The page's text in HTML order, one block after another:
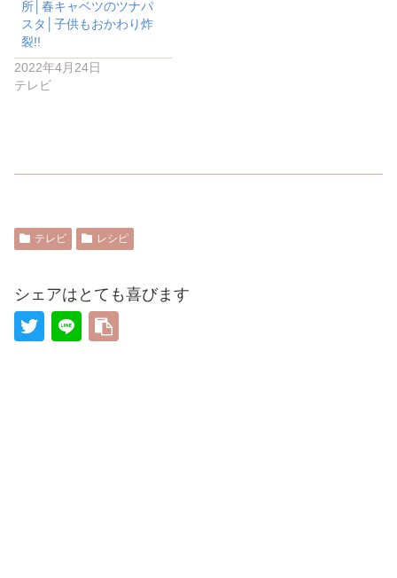
所│春キャベツのツナパ
スタ│子供もおかわり炸
裂!!
2022年4月24日
テレビ
テレビ レシピ
シェアはとても喜びます